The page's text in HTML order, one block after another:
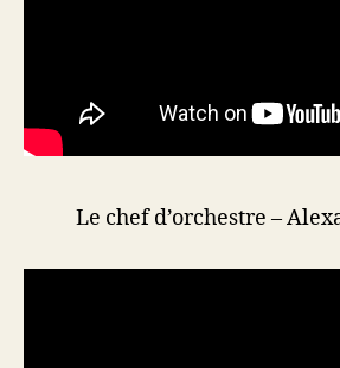
Le chef d’orchestre –